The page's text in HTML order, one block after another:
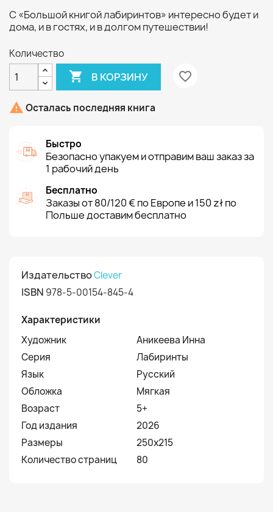
С «Большой книгой лабиринтов» интересно будет и
дома, и в гостях, и в долгом путешествии!
Количество
 В КОРЗИНУ favorite_border
 Осталась последняя книга
Быстро
Безопасно упакуем и отправим ваш заказ за
1 рабочий день
Бесплатно
Заказы от 80/120 € по Европе и 150 zł по
Польше доставим бесплатно
ИздательствоClever
ISBN 978-5-00154-845-4
Характеристики
Художник
Аникеева Инна
Серия
Лабиринты
Язык
Русский
Обложка
Мягкая
Возраст
5+
Год издания
2026
Размеры
250х215
Количество страниц
80